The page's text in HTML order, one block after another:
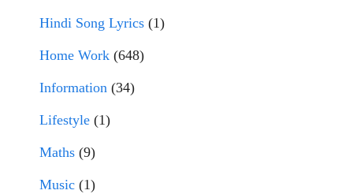
Hindi Song Lyrics (1)
Home Work (648)
Information (34)
Lifestyle (1)
Maths (9)
Music (1)